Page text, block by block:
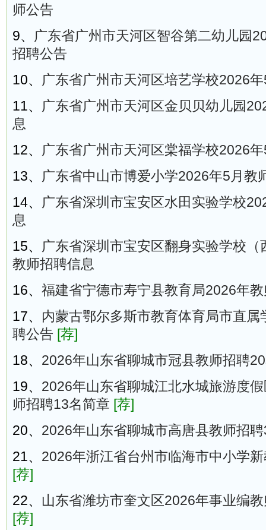
师公告
9、 广东省广州市天河区智谷第二幼儿园
招聘公告
10、 广东省广州市天河区培艺学校2026
11、 广东省广州市天河区金贝贝幼儿园
息
12、 广东省广州市天河区棠福学校2026
13、 广东省中山市博爱小学2026年5月教
14、 广东省深圳市宝安区水田实验学校
息
15、 广东省深圳市宝安区翻身实验学校
教师招聘信息
16、 福建省宁德市寿宁县教育局2026年
17、 内蒙古鄂尔多斯市教育体育局市直属
聘公告 [荐]
18、 2026年山东省聊城市冠县教师招聘
19、 2026年山东省聊城江北水城旅游度
师招聘13名简章 [荐]
20、 2026年山东省聊城市高唐县教师招
21、 2026年浙江省台州市临海市中小学
[荐]
22、 山东省潍坊市奎文区2026年事业编
[荐]